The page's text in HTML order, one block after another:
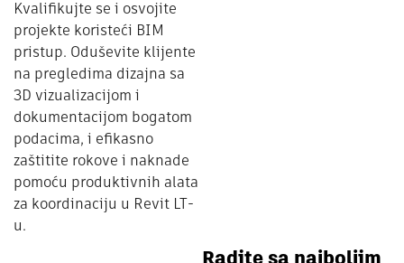
Kvalifikujte se i osvojite
projekte koristeći BIM
pristup. Oduševite klijente
na pregledima dizajna sa
3D vizualizacijom i
dokumentacijom bogatom
podacima, i efikasno
zaštitite rokove i naknade
pomoću produktivnih alata
za koordinaciju u Revit LT-
u.